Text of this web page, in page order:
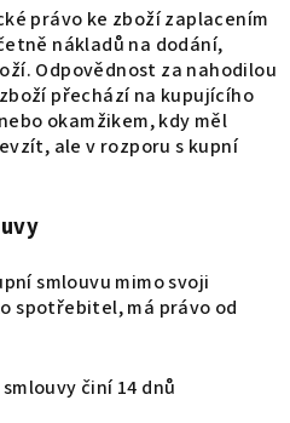
právo ke zboží zaplacením
nákladů na dodání,
Odpovědnost za nahodilou
přechází na kupujícího
okamžikem, kdy měl
ale v rozporu s kupní
smlouvu mimo svoji
spotřebitel, má právo od
činí 14 dnů